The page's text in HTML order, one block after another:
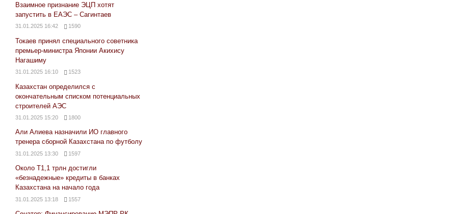
Взаимное признание ЭЦП хотят
запустить в ЕАЭС – Сагинтаев
31.01.2025 16:42 1590
Токаев принял специального советника
премьер-министра Японии Акихису
Нагашиму
31.01.2025 16:10 1523
Казахстан определился с
окончательным списком потенциальных
строителей АЭС
31.01.2025 15:20 1800
Али Алиева назначили ИО главного
тренера сборной Казахстана по футболу
31.01.2025 13:30 1597
Около Т1,1 трлн достигли
«безнадежные» кредиты в банках
Казахстана на начало года
31.01.2025 13:18 1557